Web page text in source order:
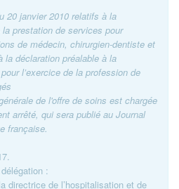
20 janvier 2010 relatifs à la
prestation de services pour
de médecin, chirurgien-dentiste et
la déclaration préalable à la
l’exercice de la profession de
de l'offre de soins est chargée
arrêté, qui sera publié au Journal
française.
:
directrice de l’hospitalisation et de